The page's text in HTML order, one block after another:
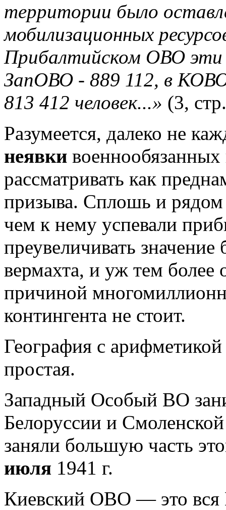
территории было
мобилизационных
Прибалтийском ОВО эти
ЗапОВО - 889 112, в
813 412 человек...» (3,
Разумеется, далеко не
неявки
рассматривать как
призыва. Сплошь и рядом
чем к нему успевали
преувеличивать
вермахта, и уж тем более
причиной
контингента не стоит.
География с
простая.
Западный Особый ВО
Белоруссии и
заняли большую часть
июля 1941 г.
Киевский ОВО — это вся